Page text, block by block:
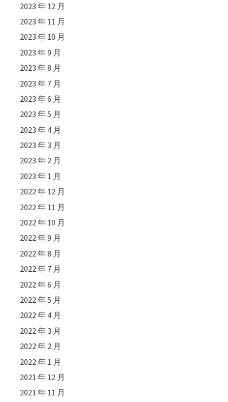
2023 年 12 月
2023 年 11 月
2023 年 10 月
2023 年 9 月
2023 年 8 月
2023 年 7 月
2023 年 6 月
2023 年 5 月
2023 年 4 月
2023 年 3 月
2023 年 2 月
2023 年 1 月
2022 年 12 月
2022 年 11 月
2022 年 10 月
2022 年 9 月
2022 年 8 月
2022 年 7 月
2022 年 6 月
2022 年 5 月
2022 年 4 月
2022 年 3 月
2022 年 2 月
2022 年 1 月
2021 年 12 月
2021 年 11 月